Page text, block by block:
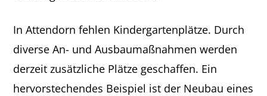
In Attendorn fehlen Kindergartenplätze. Durch
diverse An- und Ausbaumaßnahmen werden
derzeit zusätzliche Plätze geschaffen. Ein
hervorstechendes Beispiel ist der Neubau eines